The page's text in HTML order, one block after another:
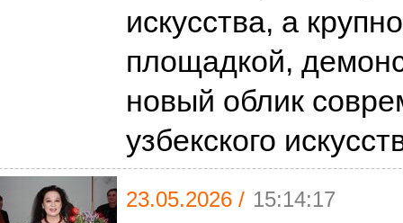
искусства, а
площадкой,
новый облик
узбекского
23.05.2026 / 15:14:17